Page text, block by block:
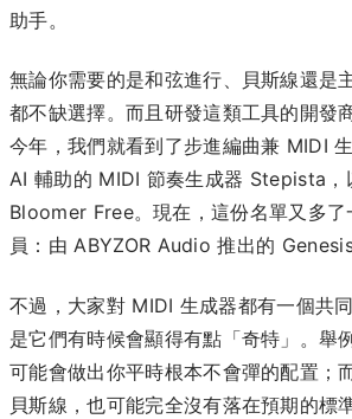
助手。
無論你需要的是和弦進行、貝斯線還是
都不缺選擇。而且研發這類工具的開發
今年，我們就看到了步進編曲兼 MIDI
AI 輔助的 MIDI 節奏生成器 Stepista，
Bloomer Free。現在，這份名單又多
員：由 ABYZOR Audio 推出的 Genesis
不過，大家對 MIDI 生成器都有一個共
是它們有時候會顯得有點「奇特」。舉
可能會做出你平時根本不會彈的配置；
貝斯線，也可能完全沒有落在預期的標